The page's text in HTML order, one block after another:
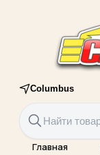
Columbus
Главная